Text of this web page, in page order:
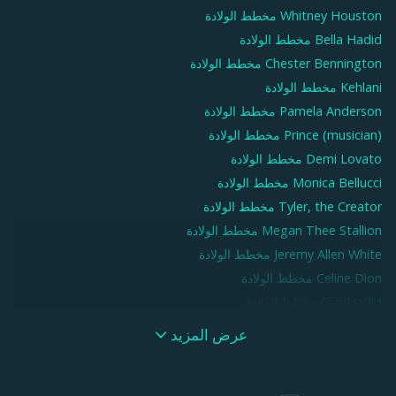
Whitney Houston مخطط الولادة
Bella Hadid مخطط الولادة
Chester Bennington مخطط الولادة
Kehlani مخطط الولادة
Pamela Anderson مخطط الولادة
Prince (musician) مخطط الولادة
Demi Lovato مخطط الولادة
Monica Bellucci مخطط الولادة
Tyler, the Creator مخطط الولادة
Megan Thee Stallion مخطط الولادة
Jeremy Allen White مخطط الولادة
Celine Dion مخطط الولادة
عرض المزيد